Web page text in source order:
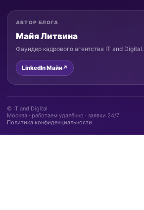
АВТОР БЛОГА
Майя Литвина
Фаундер кадрового агентства IT and Digital.
LinkedIn Майи↗
© IT and Digital
Москва · работаем удалённо · заявки 24/7
Политика конфиденциальности